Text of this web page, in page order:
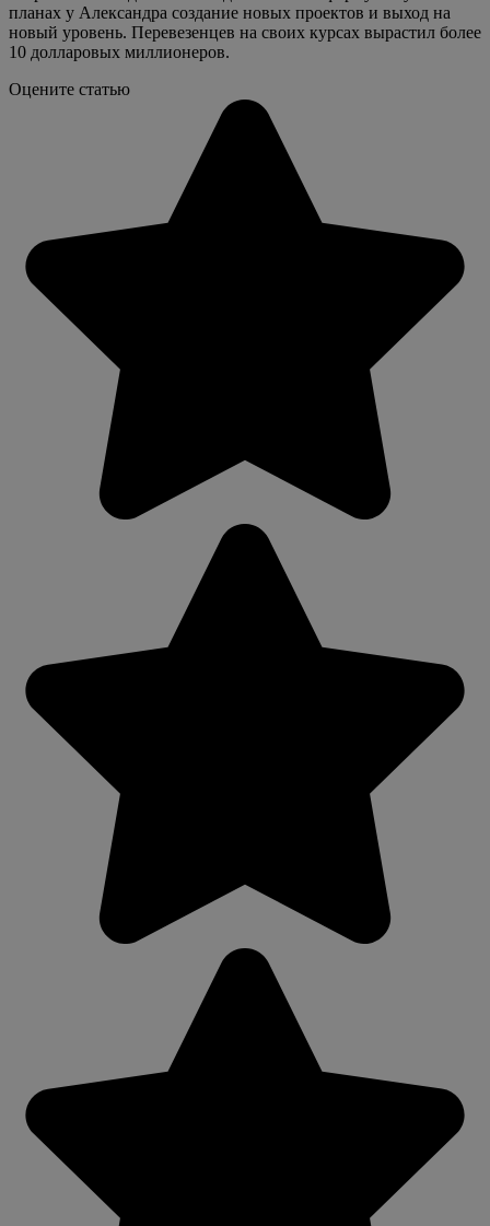
планах у Александра создание новых проектов и выход на
новый уровень. Перевезенцев на своих курсах вырастил более
10 долларовых миллионеров.
Оцените статью